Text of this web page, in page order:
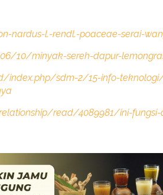
nardus-l.-rendl.-poaceae-serai-
10/minyak-sereh-dapur-
index.php/sdm-2/15-info-
read/4089981/ini-